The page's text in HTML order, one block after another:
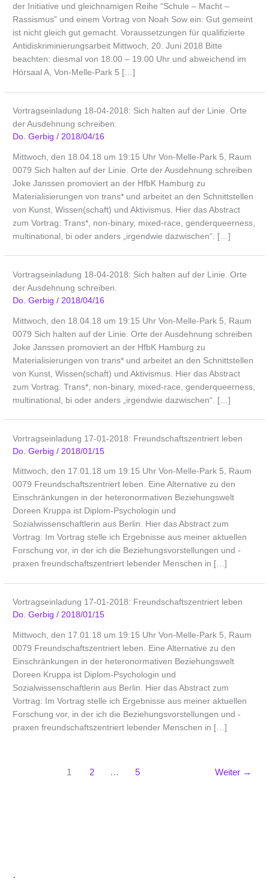
.
der Initiative und gleichnamigen Reihe “Schule – Macht –
Rassismus” und einem Vortrag von Noah Sow ein: Gut gemeint
ist nicht gleich gut gemacht. Voraussetzungen für qualifizierte
Antidiskriminierungsarbeit Mittwoch, 20. Juni 2018 Bitte
beachten: diesmal von 18:00 – 19:00 Uhr und abweichend im
Hörsaal A, Von-Melle-Park 5 […]
Vortragseinladung 18-04-2018: Sich halten auf der Linie. Orte
der Ausdehnung schreiben.
Do. Gerbig/2018/04/16
Mittwoch, den 18.04.18 um 19:15 Uhr Von-Melle-Park 5, Raum
0079 Sich halten auf der Linie. Orte der Ausdehnung schreiben
Joke Janssen promoviert an der HfbK Hamburg zu
Materialisierungen von trans* und arbeitet an den Schnittstellen
von Kunst, Wissen(schaft) und Aktivismus. Hier das Abstract
zum Vortrag: Trans*, non-binary, mixed-race, genderqueerness,
multinational, bi oder anders „irgendwie dazwischen“. […]
Vortragseinladung 18-04-2018: Sich halten auf der Linie. Orte
der Ausdehnung schreiben.
Do. Gerbig/ 2018/04/16
Mittwoch, den 18.04.18 um 19:15 Uhr Von-Melle-Park 5, Raum
0079 Sich halten auf der Linie. Orte der Ausdehnung schreiben
Joke Janssen promoviert an der HfbK Hamburg zu
Materialisierungen von trans* und arbeitet an den Schnittstellen
von Kunst, Wissen(schaft) und Aktivismus. Hier das Abstract
zum Vortrag: Trans*, non-binary, mixed-race, genderqueerness,
multinational, bi oder anders „irgendwie dazwischen“. […]
Vortragseinladung 17-01-2018: Freundschaftszentriert leben
Do. Gerbig/ 2018/01/15
Mittwoch, den 17.01.18 um 19:15 Uhr Von-Melle-Park 5, Raum
0079 Freundschaftszentriert leben. Eine Alternative zu den
Einschränkungen in der heteronormativen Beziehungswelt
Doreen Kruppa ist Diplom-Psychologin und
Sozialwissenschaftlerin aus Berlin. Hier das Abstract zum
Vortrag: Im Vortrag stelle ich Ergebnisse aus meiner aktuellen
Forschung vor, in der ich die Beziehungsvorstellungen und -
praxen freundschaftszentriert lebender Menschen in […]
Vortragseinladung 17-01-2018: Freundschaftszentriert leben
Do. Gerbig/2018/01/15
Mittwoch, den 17.01.18 um 19:15 Uhr Von-Melle-Park 5, Raum
0079 Freundschaftszentriert leben. Eine Alternative zu den
Einschränkungen in der heteronormativen Beziehungswelt
Doreen Kruppa ist Diplom-Psychologin und
Sozialwissenschaftlerin aus Berlin. Hier das Abstract zum
Vortrag: Im Vortrag stelle ich Ergebnisse aus meiner aktuellen
Forschung vor, in der ich die Beziehungsvorstellungen und -
praxen freundschaftszentriert lebender Menschen in […]
1 2 … 5 Weiter →